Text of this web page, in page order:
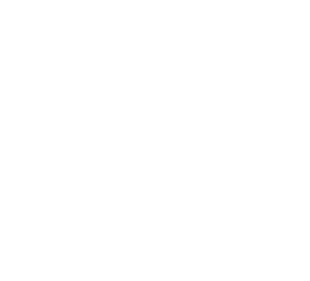
disewakan